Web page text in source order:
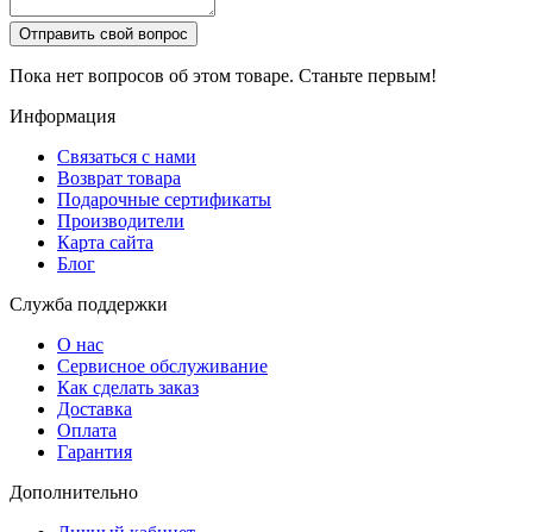
Отправить свой вопрос
Пока нет вопросов об этом товаре. Станьте первым!
Информация
Связаться с нами
Возврат товара
Подарочные сертификаты
Производители
Карта сайта
Блог
Служба поддержки
О нас
Сервисное обслуживание
Как сделать заказ
Доставка
Оплата
Гарантия
Дополнительно